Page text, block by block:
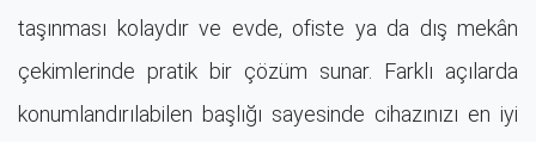
taşınması kolaydır ve evde, ofiste ya da dış mekân
çekimlerinde pratik bir çözüm sunar. Farklı açılarda
konumlandırılabilen başlığı sayesinde cihazınızı en iyi